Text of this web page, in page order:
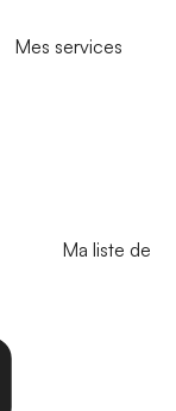
Mes services
Ma liste de